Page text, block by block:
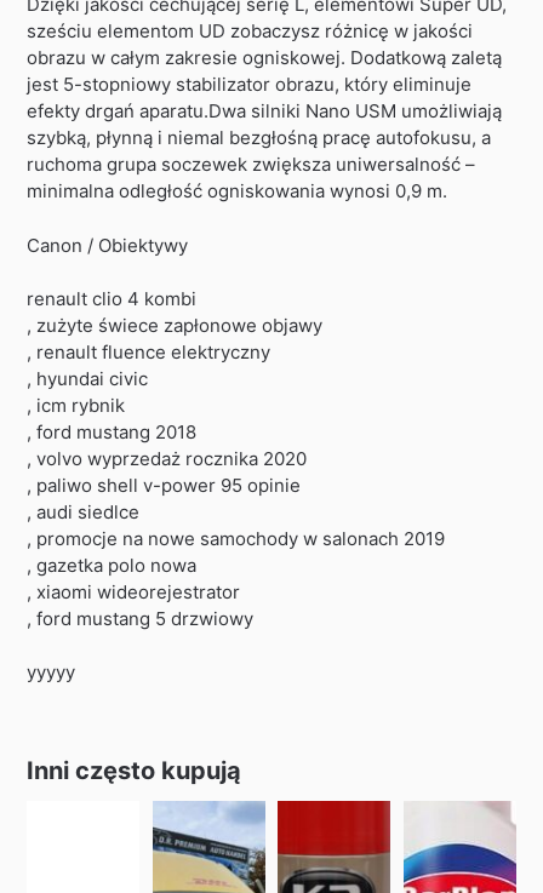
Dzięki jakości cechującej serię L, elementowi Super UD,
sześciu elementom UD zobaczysz różnicę w jakości
obrazu w całym zakresie ogniskowej. Dodatkową zaletą
jest 5-stopniowy stabilizator obrazu, który eliminuje
efekty drgań aparatu.Dwa silniki Nano USM umożliwiają
szybką, płynną i niemal bezgłośną pracę autofokusu, a
ruchoma grupa soczewek zwiększa uniwersalność –
minimalna odległość ogniskowania wynosi 0,9 m.
Canon / Obiektywy
renault clio 4 kombi
, zużyte świece zapłonowe objawy
, renault fluence elektryczny
, hyundai civic
, icm rybnik
, ford mustang 2018
, volvo wyprzedaż rocznika 2020
, paliwo shell v-power 95 opinie
, audi siedlce
, promocje na nowe samochody w salonach 2019
, gazetka polo nowa
, xiaomi wideorejestrator
, ford mustang 5 drzwiowy
yyyyy
Inni często kupują